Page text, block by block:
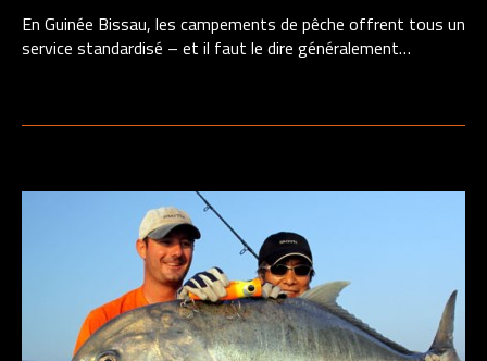
En Guinée Bissau, les campements de pêche offrent tous un
service standardisé – et il faut le dire généralement…